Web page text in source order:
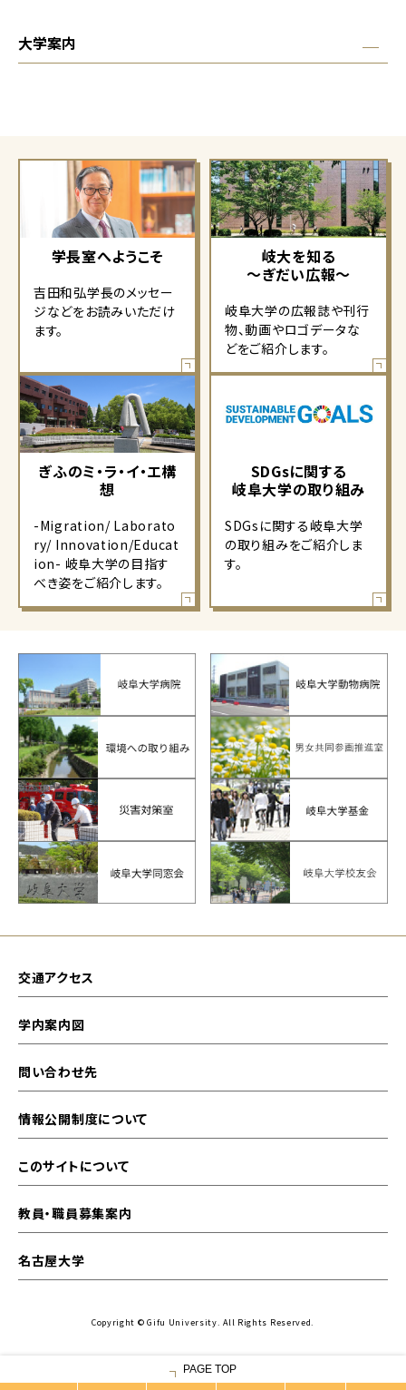
大学案内
学長室へようこそ
吉田和弘学長のメッセー
ジなどをお読みいただけ
ます。
岐大を知る
～ぎだい広報～
岐阜大学の広報誌や刊行
物、動画やロゴデータな
どをご紹介します。
ぎふのミ・ラ・イ・エ構
想
-Migration/ Laborato
ry/ Innovation/Educat
ion- 岐阜大学の目指す
べき姿をご紹介します。
SDGsに関する
岐阜大学の取り組み
SDGsに関する岐阜大学
の取り組みをご紹介しま
す。
PAGE TOP
交通アクセス
学内案内図
問い合わせ先
情報公開制度について
このサイトについて
教員・職員募集案内
名古屋大学
Copyright © Gifu University. All Rights Reserved.